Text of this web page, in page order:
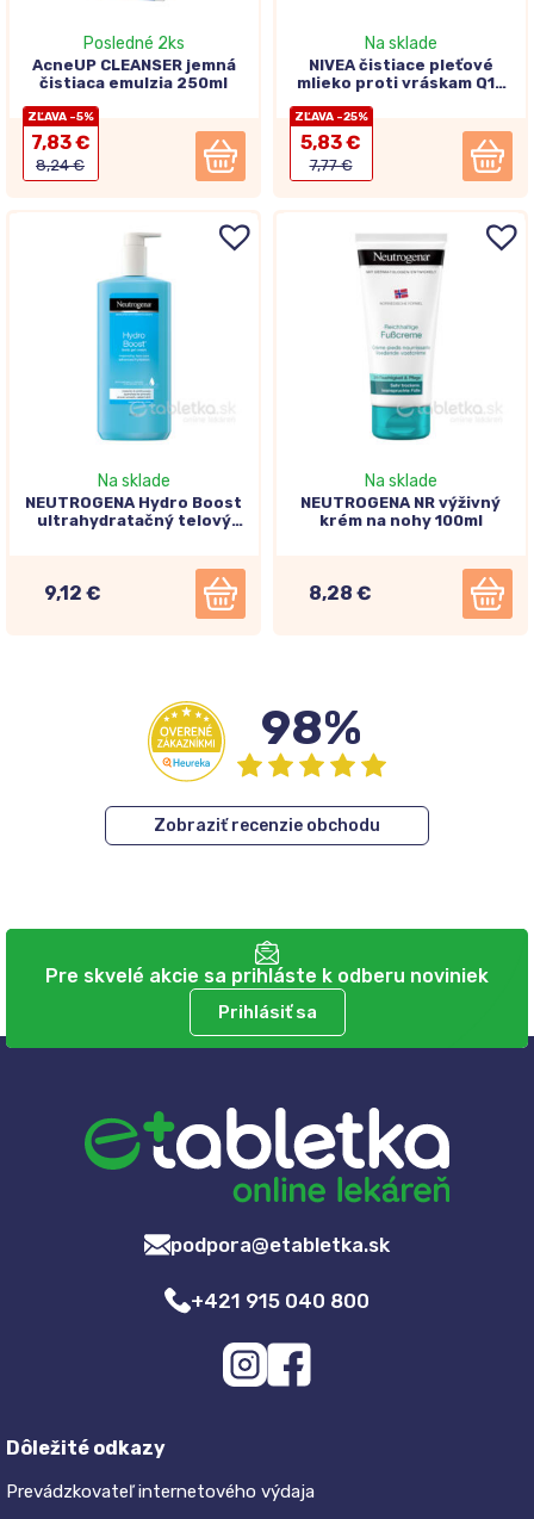
Posledné 2ks
AcneUP CLEANSER jemná
čistiaca emulzia 250ml
ZĽAVA -5%
7,83 €
8,24 €
Na sklade
NIVEA čistiace pleťové
mlieko proti vráskam Q10
ZĽAVA -25%
5,83 €
7,77 €
Na sklade
NEUTROGENA Hydro Boost
ultrahydratačný telový
9,12 €
Na sklade
NEUTROGENA NR výživný
krém na nohy 100ml
8,28 €
98%
Zobraziť recenzie obchodu
Pre skvelé akcie sa prihláste k odberu noviniek
Prihlásiť sa
podpora@etabletka.sk
+421 915 040 800
Dôležité odkazy
Prevádzkovateľ internetového výdaja